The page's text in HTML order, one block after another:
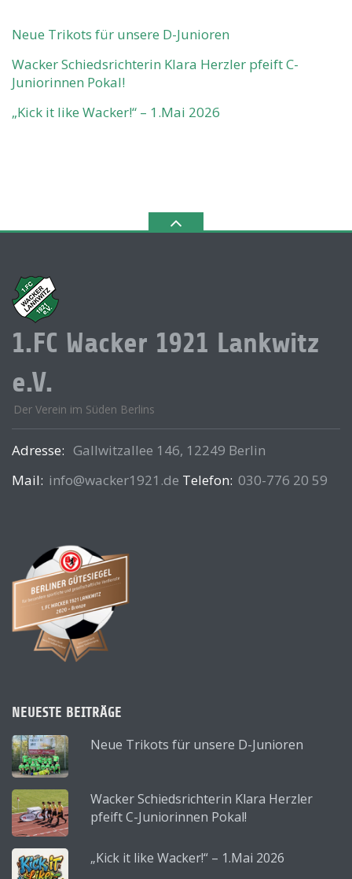
Neue Trikots für unsere D-Junioren
Wacker Schiedsrichterin Klara Herzler pfeift C-
Juniorinnen Pokal!
„Kick it like Wacker!“ – 1.Mai 2026
1.FC Wacker 1921 Lankwitz
e.V.
Der Verein im Süden Berlins
Adresse: Gallwitzallee 146, 12249 Berlin
Mail: info@wacker1921.de Telefon: 030-776 20 59
NEUESTE BEITRÄGE
Neue Trikots für unsere D-Junioren
Wacker Schiedsrichterin Klara Herzler
pfeift C-Juniorinnen Pokal!
„Kick it like Wacker!“ – 1.Mai 2026